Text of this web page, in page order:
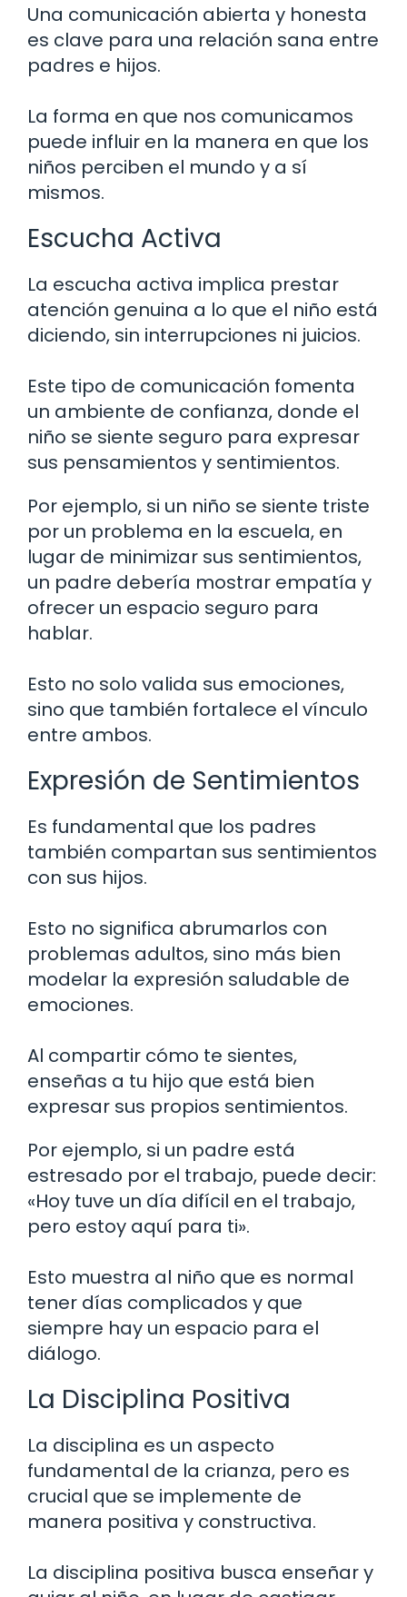
Una comunicación abierta y honesta
es clave para una relación sana entre
padres e hijos.
La forma en que nos comunicamos
puede influir en la manera en que los
niños perciben el mundo y a sí
mismos.
Escucha Activa
La escucha activa implica prestar
atención genuina a lo que el niño está
diciendo, sin interrupciones ni juicios.
Este tipo de comunicación fomenta
un ambiente de confianza, donde el
niño se siente seguro para expresar
sus pensamientos y sentimientos.
Por ejemplo, si un niño se siente triste
por un problema en la escuela, en
lugar de minimizar sus sentimientos,
un padre debería mostrar empatía y
ofrecer un espacio seguro para
hablar.
Esto no solo valida sus emociones,
sino que también fortalece el vínculo
entre ambos.
Expresión de Sentimientos
Es fundamental que los padres
también compartan sus sentimientos
con sus hijos.
Esto no significa abrumarlos con
problemas adultos, sino más bien
modelar la expresión saludable de
emociones.
Al compartir cómo te sientes,
enseñas a tu hijo que está bien
expresar sus propios sentimientos.
Por ejemplo, si un padre está
estresado por el trabajo, puede decir:
«Hoy tuve un día difícil en el trabajo,
pero estoy aquí para ti».
Esto muestra al niño que es normal
tener días complicados y que
siempre hay un espacio para el
diálogo.
La Disciplina Positiva
La disciplina es un aspecto
fundamental de la crianza, pero es
crucial que se implemente de
manera positiva y constructiva.
La disciplina positiva busca enseñar y